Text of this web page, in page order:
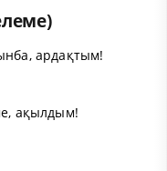
ардақтым!
ақылдым!